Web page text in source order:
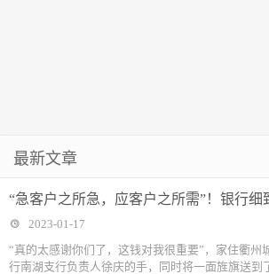
最新文章
“急客户之所急，应客户之所需”！银行细
2023-01-17
“真的太感谢你们了，这钱对我很重要”，家住衢州
行南湖支行负责人徐庆的手，同时将一面旌旗送到